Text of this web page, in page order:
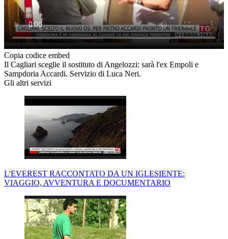
Copia codice embed
Il Cagliari sceglie il sostituto di Angelozzi: sarà l'ex Empoli e
Sampdoria Accardi. Servizio di Luca Neri.
Gli altri servizi
L'EVEREST RACCONTATO DA UN IGLESIENTE:
VIAGGIO, AVVENTURA E DOCUMENTARIO